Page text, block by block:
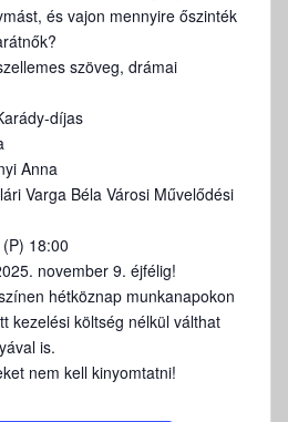
és vajon mennyire őszinték
szöveg, drámai
díjas
Anna
Varga Béla Városi Művelődési
18:00
november 9. éjfélig!
hétköznap munkanapokon
kezelési költség nélkül válthat
is.
nem kell kinyomtatni!